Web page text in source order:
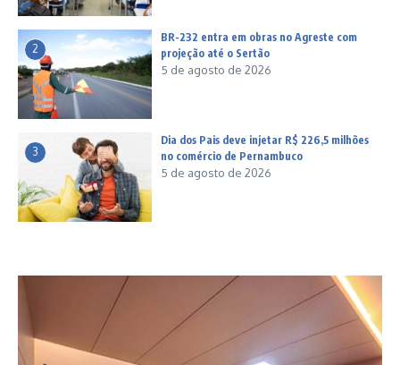
2
BR-232 entra em obras no Agreste com
projeção até o Sertão
5 de agosto de 2026
3
Dia dos Pais deve injetar R$ 226,5 milhões
no comércio de Pernambuco
5 de agosto de 2026